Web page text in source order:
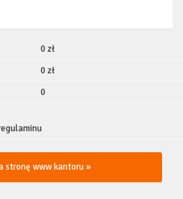
0 zł
0 zł
0
stronę www kantoru »